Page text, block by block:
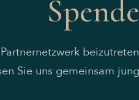
Sie uns gemeinsam